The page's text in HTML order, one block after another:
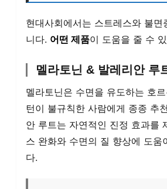
현대사회에서는 스트레스와 불면
니다. 어떤 제품이 도움을 줄 수
멜라토닌 & 발레리안 루
멜라토닌은 수면을 유도하는 호
턴이 불규칙한 사람에게 종종 추
안 루트는 자연적인 진정 효과를
스 완화와 수면의 질 향상에 도움
다.